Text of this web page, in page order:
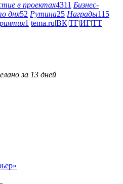
в проектах4311 Бизнес-
дня52 Рутина25 Награды115
1 tema.ru|ВК|ТГ|ИГ|ТТ
за 13 дней